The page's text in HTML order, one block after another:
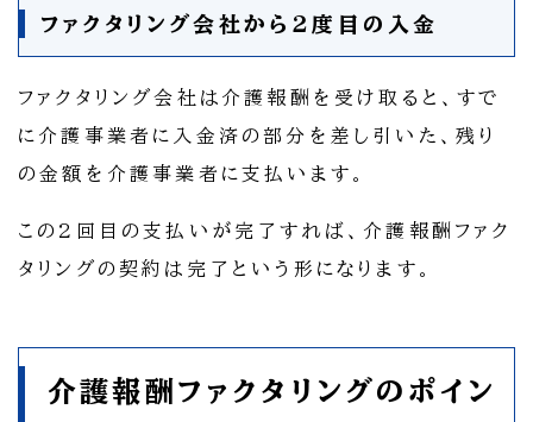
ファクタリング会社から2度目の入金
ファクタリング会社は介護報酬を受け取ると、すで
に介護事業者に入金済の部分を差し引いた、残り
の金額を介護事業者に支払います。
この2回目の支払いが完了すれば、介護報酬ファク
タリングの契約は完了という形になります。
介護報酬ファクタリングのポイン